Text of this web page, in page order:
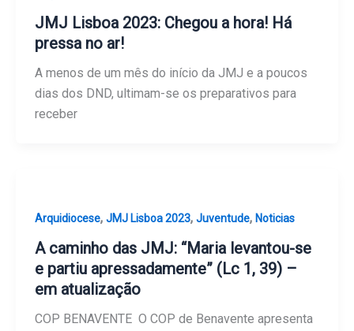
JMJ Lisboa 2023: Chegou a hora! Há
pressa no ar!
A menos de um mês do início da JMJ e a poucos
dias dos DND, ultimam-se os preparativos para
receber
Arquidiocese, JMJ Lisboa 2023, Juventude, Noticias
A caminho das JMJ: “Maria levantou-se
e partiu apressadamente” (Lc 1, 39) –
em atualização
COP BENAVENTE O COP de Benavente apresenta